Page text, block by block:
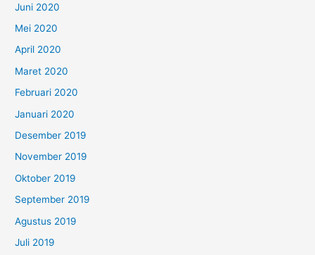
Juni 2020
Mei 2020
April 2020
Maret 2020
Februari 2020
Januari 2020
Desember 2019
November 2019
Oktober 2019
September 2019
Agustus 2019
Juli 2019